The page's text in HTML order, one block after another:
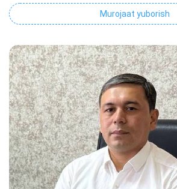
Murojaat yuborish